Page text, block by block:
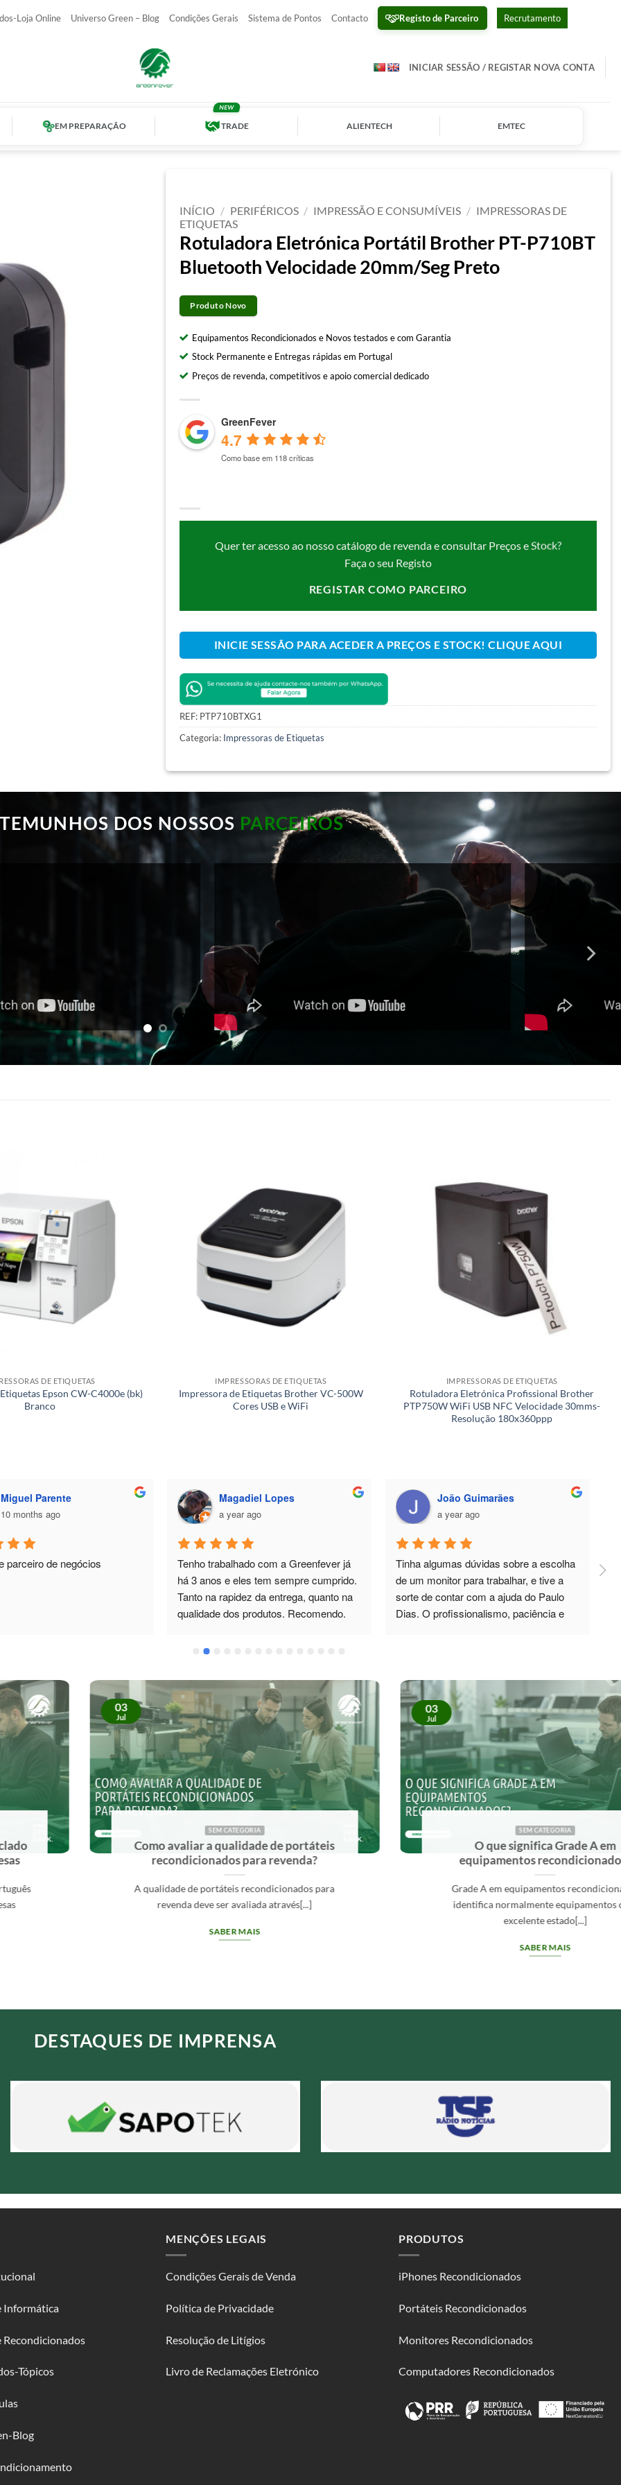
Loja Online Universo Green – Blog Condições Gerais Sistema de Pontos Contacto Registo de Parceiro Recrutamento
INICIAR SESSÃO / REGISTAR NOVA CONTA
EM PREPARAÇÃO TRADE ALIENTECH EMTEC
INÍCIO / PERIFÉRICOS / IMPRESSÃO E CONSUMÍVEIS / IMPRESSORAS DE
ETIQUETAS
Rotuladora Eletrónica Portátil Brother PT-P710BT
Bluetooth Velocidade 20mm/Seg Preto
Produto Novo
Equipamentos Recondicionados e Novos testados e com Garantia
Stock Permanente e Entregas rápidas em Portugal
Preços de revenda, competitivos e apoio comercial dedicado
GreenFever
4.7
Como base em 118 críticas
Quer ter acesso ao nosso catálogo de revenda e consultar Preços e Stock?
Faça o seu Registo
REGISTAR COMO PARCEIRO
INICIE SESSÃO PARA ACEDER A PREÇOS E STOCK! CLIQUE AQUI
REF: PTP710BTXG1
Categoria: Impressoras de Etiquetas
DOS NOSSOS PARCEIROS
DE ETIQUETAS
Epson CW-C4000e (bk)
Branco
IMPRESSORAS DE ETIQUETAS
Impressora de Etiquetas Brother VC-500W
Cores USB e WiFi
IMPRESSORAS DE ETIQUETAS
Rotuladora Eletrónica Profissional Brother
PTP750W WiFi USB NFC Velocidade 30mms-
Resolução 180x360ppp
Miguel Parente
10 months ago
parceiro de negócios
Magadiel Lopes
a year ago
Tenho trabalhado com a Greenfever já
há 3 anos e eles tem sempre cumprido.
Tanto na rapidez da entrega, quanto na
qualidade dos produtos. Recomendo.
João Guimarães
a year ago
Tinha algumas dúvidas sobre a escolha
de um monitor para trabalhar, e tive a
sorte de contar com a ajuda do Paulo
Dias. O profissionalismo, paciência e
monitor de excelente qualidade, que
superou as minhas expectativas. No
futuro, sei exatamente a quem recorrer.
Recomendo vivamente!
Como avaliar a qualidade de portáteis
recondicionados para revenda?
A qualidade de portáteis recondicionados para
revenda deve ser avaliada através[...]
03
Jul
O que significa Grade A em
equipamentos recondicionados?
Grade A em equipamentos recondicionados
identifica normalmente equipamentos com
excelente estado[...]
03
Jul
DESTAQUES DE IMPRENSA
Informática
Recondicionados
Tópicos
Blog
MENÇÕES LEGAIS
Condições Gerais de Venda
Política de Privacidade
Resolução de Litígios
Livro de Reclamações Eletrónico
PRODUTOS
iPhones Recondicionados
Portáteis Recondicionados
Monitores Recondicionados
Computadores Recondicionados